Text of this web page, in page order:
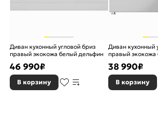
Диван кухонный угловой бриз
правый экокожа белый дельфин
46 990₽
В корзину
Диван кухонный
правый экокожа
38 990₽
В корзину